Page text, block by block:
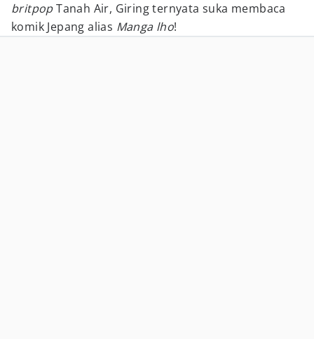
britpopTanah Air, Giring ternyata suka membaca
komik Jepang alias Manga lho!